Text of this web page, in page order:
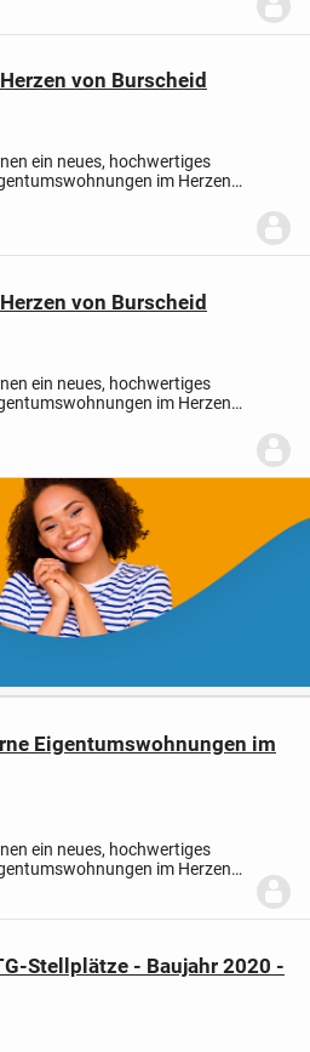
von Burscheid
ein neues, hochwertiges
im Herzen
von Burscheid
ein neues, hochwertiges
im Herzen
Eigentumswohnungen im
ein neues, hochwertiges
im Herzen
Markt...
Stellplätze - Baujahr 2020 -